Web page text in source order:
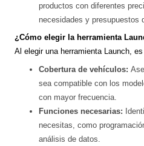
productos con diferentes
necesidades y presupuestos
¿Cómo elegir la herramienta
Al elegir una herramienta Launch,
Cobertura de vehículos:
sea compatible con los
con mayor frecuencia.
Funciones necesarias:
necesitas, como
análisis de datos.